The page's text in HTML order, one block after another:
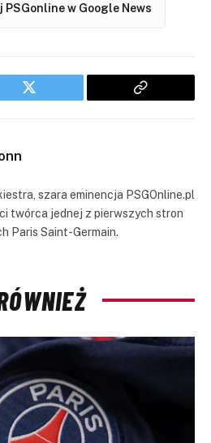
PSGonline w Google News
Twitter
Copy
szara eminencja PSGOnline.pl
twórca jednej z pierwszych stron
Paris Saint-Germain.